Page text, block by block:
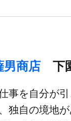
男商店 下
事を​自分が​
独自の​境地